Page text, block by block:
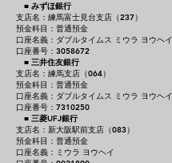
■ みずほ銀行
支店名：練馬富士見台支店（237）
預金科目：普通預金
口座名義：ダブルタイムス ミウラ ヨウヘイ
口座番号：3058672
■ 三井住友銀行
支店名：練馬支店（064）
預金科目：普通預金
口座名義：ダブルタイムス ミウラ ヨウヘイ
口座番号：7310250
■ 三菱UFJ銀行
支店名：新大阪駅前支店（083）
預金科目：普通預金
口座名義：ミウラ ヨウヘイ